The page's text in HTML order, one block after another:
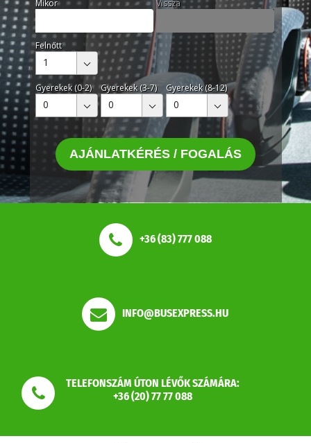
Mikor
Vissza
Felnőtt
1
Gyerekek (0-2)
0
Gyerekek (3-7)
0
Gyerekek (8-12)
0
AJÁNLATKÉRÉS / FOGALÁS
+36 (83) 777 088
INFO@BUSEXPRESS.HU
TELEFONSZÁM ÚTON LÉVŐK SZÁMÁRA:
+36 (20) 77 77 088